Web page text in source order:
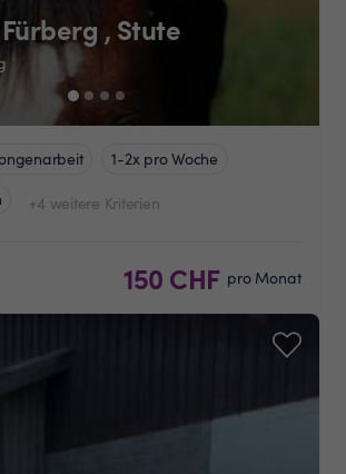
, Stute
1-2x pro Woche
+4 weitere Kriterien
150 CHF pro Monat